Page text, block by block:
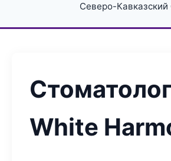
Северо-
White